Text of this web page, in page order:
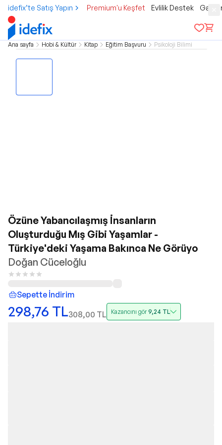
idefix’te Satış Yapın Premium'u Keşfet Evlilik Destek
Ana sayfa Hobi & Kültür Kitap Eğitim Başvuru Psikoloji Bilimi
Özüne Yabancılaşmış İnsanların
Oluşturduğu Mış Gibi Yaşamlar -
Türkiye'deki Yaşama Bakınca Ne Görüyo
Doğan Cüceloğlu
Sepette İndirim
298,76 TL308,00 TL Kazancını gör9,24 TL